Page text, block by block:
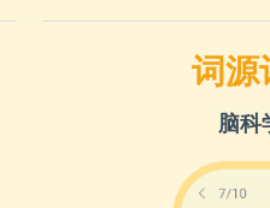
词源
脑科